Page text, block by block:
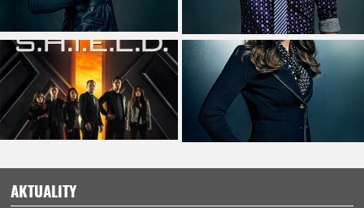
AKTUALITY